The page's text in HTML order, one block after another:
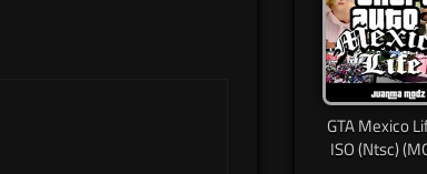
GTA Mexico
ISO (Ntsc)